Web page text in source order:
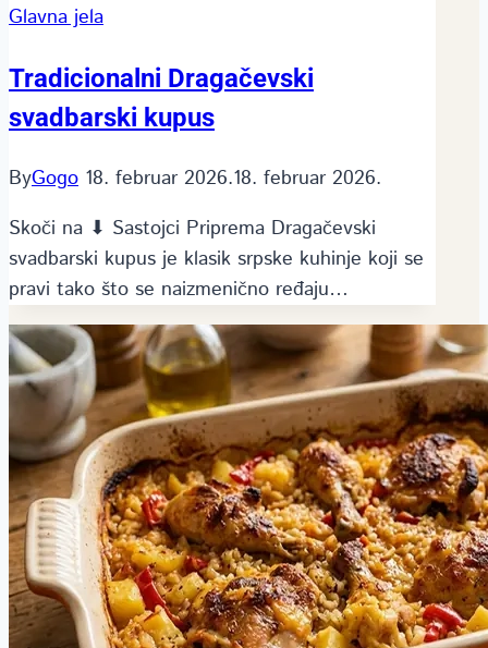
Glavna jela
Tradicionalni Dragačevski
svadbarski kupus
ByGogo 18. februar 2026.18. februar 2026.
Skoči na ⬇ Sastojci Priprema Dragačevski
svadbarski kupus je klasik srpske kuhinje koji se
pravi tako što se naizmenično ređaju…